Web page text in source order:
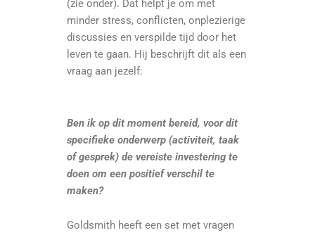
(zie onder). Dat helpt je om met
minder stress, conflicten, onplezierige
discussies en verspilde tijd door het
leven te gaan. Hij beschrijft dit als een
vraag aan jezelf:
Ben ik op dit moment bereid, voor dit
specifieke onderwerp (activiteit, taak
of gesprek) de vereiste investering te
doen om een positief verschil te
maken?
Goldsmith heeft een set met vragen